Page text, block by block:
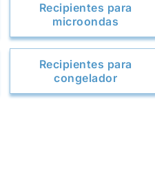
Recipientes para
microondas
Recipientes para
congelador